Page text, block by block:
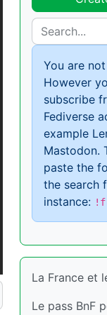
You are
However
subscribe
Fediverse
example
Mastodon.
paste the
the search
instance:
La France et
Le pass BnF